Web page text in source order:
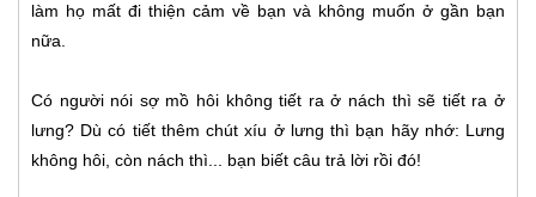
làm họ mất đi thiện cảm về bạn và không muốn ở gần bạn
nữa.
Có người nói sợ mồ hôi không tiết ra ở nách thì sẽ tiết ra ở
lưng? Dù có tiết thêm chút xíu ở lưng thì bạn hãy nhớ: Lưng
không hôi, còn nách thì... bạn biết câu trả lời rồi đó!